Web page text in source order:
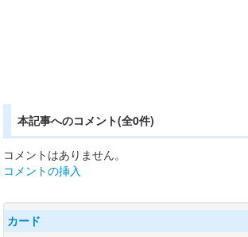
本記事へのコメント(全0件)
コメントはありません。
コメントの挿入
カード